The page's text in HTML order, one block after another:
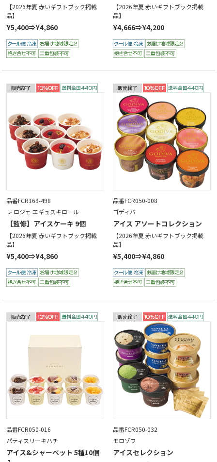
【2026年夏 赤いギフトブック掲載
品】
¥5,400⇒¥4,860
【2026年夏 赤いギフトブック掲載
品】
¥4,666⇒¥4,200
品番FCR169-498
レ ロジェ エギュスキロール
【監修】アイスケーキ 9個
【2026年夏 赤いギフトブック掲載
品】
¥5,400⇒¥4,860
品番FCR050-008
ゴディバ
アイス アソートコレクション
【2026年夏 赤いギフトブック掲載
品】
¥5,400⇒¥4,860
品番FCR050-016
パティスリーキハチ
アイス&シャーベット 5種10個
品番FCR050-032
モロゾフ
アイスセレクション